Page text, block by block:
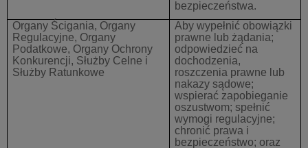
bezpieczeństwa.
Organy Ścigania, Organy
Regulacyjne, Organy
Podatkowe, Organy Ochrony
Konkurencji, Służby Celne i
Służby Ratunkowe
Aby wypełnić obowiązki
prawne lub żądania;
odpowiedzieć na
dochodzenia,
roszczenia prawne lub
nakazy sądowe;
wspierać zapobieganie
oszustwom; spełnić
wymogi regulacyjne;
chronić prawa i
bezpieczeństwo; oraz